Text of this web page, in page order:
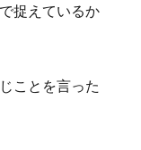
捉えているか
ことを言った